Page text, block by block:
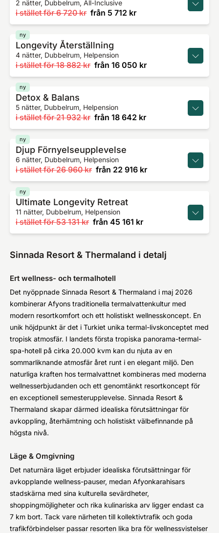
2 nätter, Dubbelrum, All-Inclusive
i stället för 6 720 kr från 5 712 kr
Longevity Återställning
4 nätter, Dubbelrum, Helpension
i stället för 18 882 kr från 16 050 kr
ny
Detox & Balans
5 nätter, Dubbelrum, Helpension
i stället för 21 932 kr från 18 642 kr
ny
Djup Förnyelseupplevelse
6 nätter, Dubbelrum, Helpension
i stället för 26 960 kr från 22 916 kr
ny
Ultimate Longevity Retreat
11 nätter, Dubbelrum, Helpension
i stället för 53 131 kr från 45 161 kr
ny
Sinnada Resort & Thermaland i detalj
Ert wellness- och termalhotell
Det nyöppnade Sinnada Resort & Thermaland i maj 2026
kombinerar Afyons traditionella termalvattenkultur med
modern resortkomfort och ett holistiskt wellnesskoncept. En
unik höjdpunkt är det i Turkiet unika termal-livskonceptet med
tropisk atmosfär. I landets första tropiska panorama-termal-
spa-hotell på cirka 20.000 kvm kan du njuta av en
sommarliknande atmosfär året runt i en elegant miljö. Den
naturliga kraften hos termalvattnet kombineras med moderna
wellnesserbjudanden och ett genomtänkt resortkoncept för
en exceptionell semesterupplevelse. Sinnada Resort &
Thermaland skapar därmed idealiska förutsättningar för
avkoppling, återhämtning och holistiskt välbefinnande på
högsta nivå.
Läge & Omgivning
Det naturnära läget erbjuder idealiska förutsättningar för
avkopplande wellness-pauser, medan Afyonkarahisars
stadskärna med sina kulturella sevärdheter,
shoppingmöjligheter och rika kulinariska arv ligger endast ca
7 km bort. Tack vare närheten till kollektivtrafik och goda
trafikförbindelser passar resorten lika bra för wellnessvistelser